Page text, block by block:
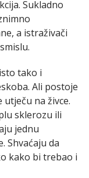
Sukladno
a istraživači
tako i
Ali postoje
na živce.
sklerozu ili
jednu
Shvaćaju da
kako bi trebao i